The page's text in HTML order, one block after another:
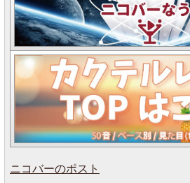
ニコバーのポスト